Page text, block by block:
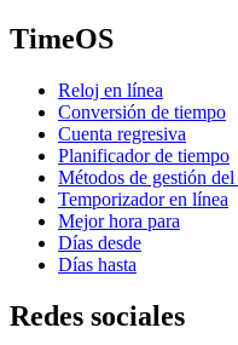
TimeOS
Reloj en línea
Conversión de tiempo
Cuenta regresiva
Planificador de tiempo
Métodos de gestión
Temporizador en línea
Mejor hora para
Días desde
Días hasta
Redes sociales